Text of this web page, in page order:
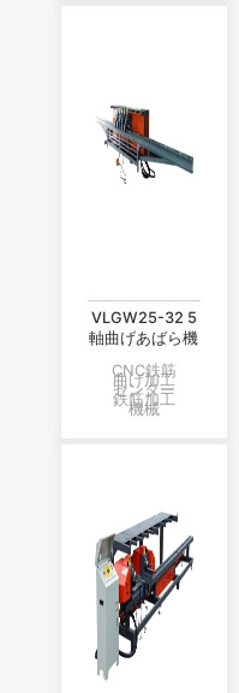
VLGW25-32 5
軸曲げあばら機
CNC鉄筋
曲げ加工
センター
鉄筋加工
機械